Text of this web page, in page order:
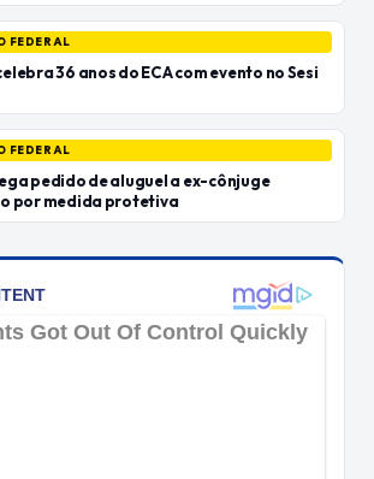
FEDERAL
36 anos do ECA com evento no Sesi
FEDERAL
pedido de aluguel a ex-cônjuge
por medida protetiva